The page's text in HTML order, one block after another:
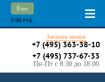
0 шт.
0.00 РУБ.
Заказать звонок
+7 (495) 363-38-10
+7 (495) 737-67-33
Пн-Пт с 8:30 до 18:00